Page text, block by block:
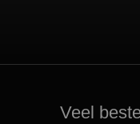
Veel